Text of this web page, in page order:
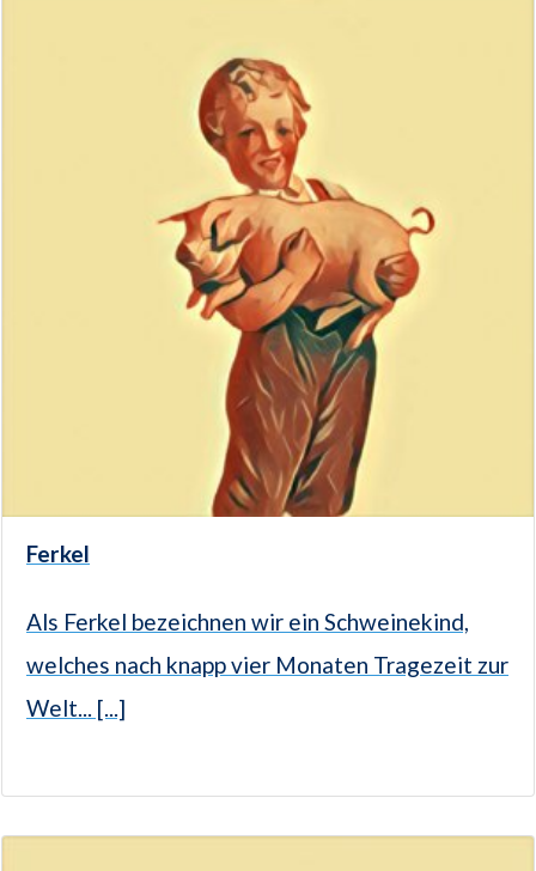
Ferkel
Als Ferkel bezeichnen wir ein Schweinekind,
welches nach knapp vier Monaten Tragezeit zur
Welt... [...]